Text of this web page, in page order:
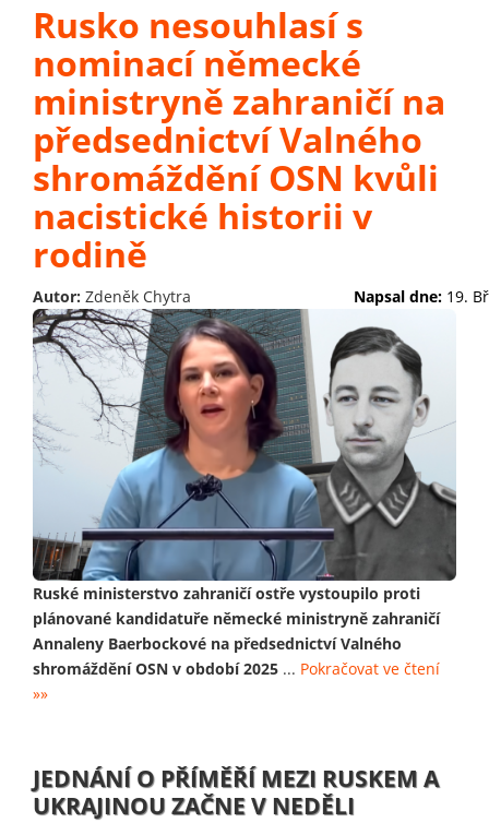
Rusko nesouhlasí s
nominací německé
ministryně zahraničí na
předsednictví Valného
shromáždění OSN kvůli
nacistické historii v
rodině
Autor: Zdeněk Chytra Napsal dne: 19.
Ruské ministerstvo zahraničí ostře vystoupilo proti
plánované kandidatuře německé ministryně zahraničí
Annaleny Baerbockové na předsednictví Valného
shromáždění OSN v období 2025 ... Pokračovat ve čtení
»»
JEDNÁNÍ O PŘÍMĚŘÍ MEZI RUSKEM A
UKRAJINOU ZAČNE V NEDĚLI